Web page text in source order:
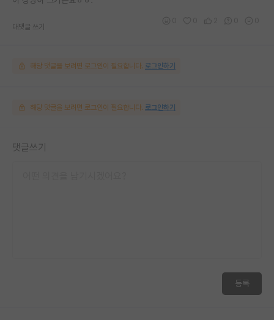
대댓글 쓰기
해당 댓글을 보려면 로그인이 필요합니다. 로그인하기
해당 댓글을 보려면 로그인이 필요합니다. 로그인하기
댓글쓰기
등록